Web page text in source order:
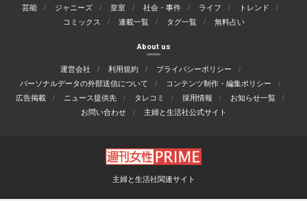
芸能 ジャニーズ 皇室 社会・事件 ライフ
トレンド
コミックス
連載一覧 タグ一覧 無料占い
About us
運営会社 利用規約
プライバシーポリシー
パーソナルデータの外部送信について
コンテンツ制作・編集ポリシー
広告掲載
ニュース提供先 タレコミ 採用情報
お知らせ一覧
お問い合わせ
主婦と生活社公式サイト
主婦と生活社関連サイト